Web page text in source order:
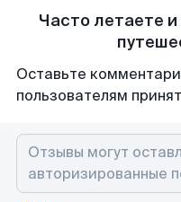
Часто летаете
Оставьте
пользователям